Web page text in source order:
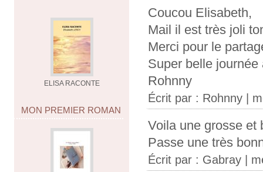
ELISA RACONTE
MON PREMIER ROMAN
Coucou Elisabeth,
Mail il est très joli
Merci pour le
Super belle journée
Rohnny
Écrit par : Rohnny |
Voila une grosse et
Passe une très
Écrit par : Gabray |